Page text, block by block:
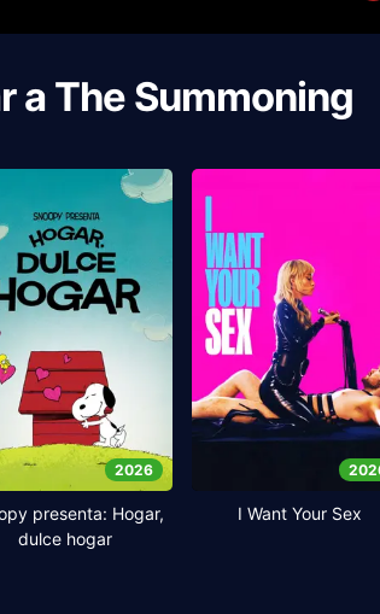
a The Summoning
2026
presenta: Hogar,
dulce hogar
I Want Your Sex